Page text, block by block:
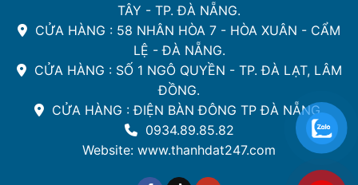
TÂY - TP. ĐÀ NẴNG.
CỬA HÀNG : 58 NHÂN HÒA 7 - HÒA XUÂN - CẨM
LỆ - ĐÀ NẴNG.
CỬA HÀNG : SỐ 1 NGÔ QUYỀN - TP. ĐÀ LẠT, LÂM
ĐỒNG.
CỬA HÀNG : ĐIỆN BÀN ĐÔNG TP ĐÀ NẴNG.
0934.89.85.82
Website: www.thanhdat247.com